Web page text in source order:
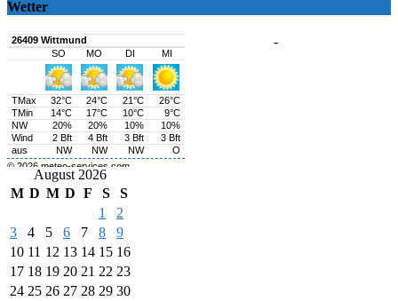
Wetter
-
August 2026
M D M D F S
S
1
2
3
4 5 6 7 8
9
10 11 12 13 14 15 16
17 18 19 20 21 22 23
24 25 26 27 28 29 30